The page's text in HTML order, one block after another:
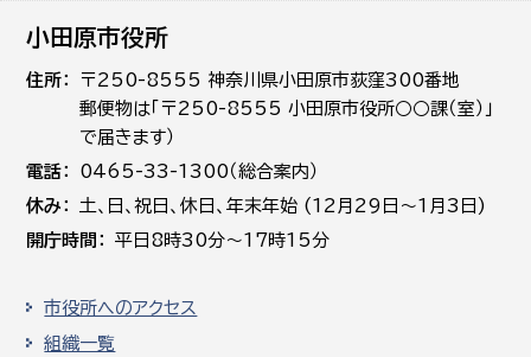
小田原市役所
住所
〒250-8555 神奈川県小田原市荻窪300番地
郵便物は「〒250-8555 小田原市役所○○課（室）」
で届きます）
電話
0465-33-1300（総合案内）
休み
土､日､祝日、休日、年末年始 (12月29日～1月3日)
開庁時間
平日8時30分～17時15分
市役所へのアクセス
組織一覧